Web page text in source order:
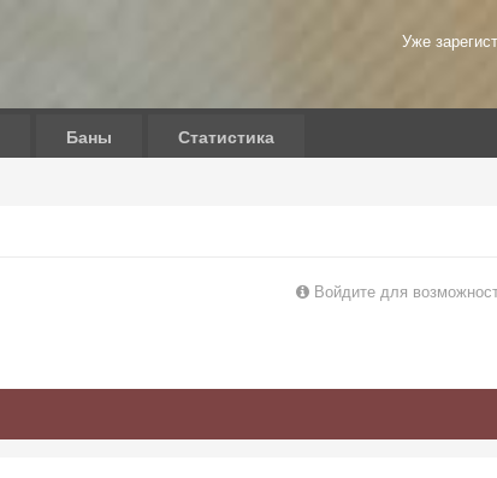
Уже
Баны Статистика
Войдите для